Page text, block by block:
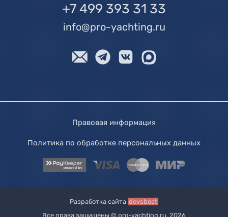
+7 499 393 31 33
info@pro-yachting.ru
Правовая информация
Политика по обработке персональных данных
Разработка сайта devsboat
Все права защищены © pro-yachting.ru, 2026